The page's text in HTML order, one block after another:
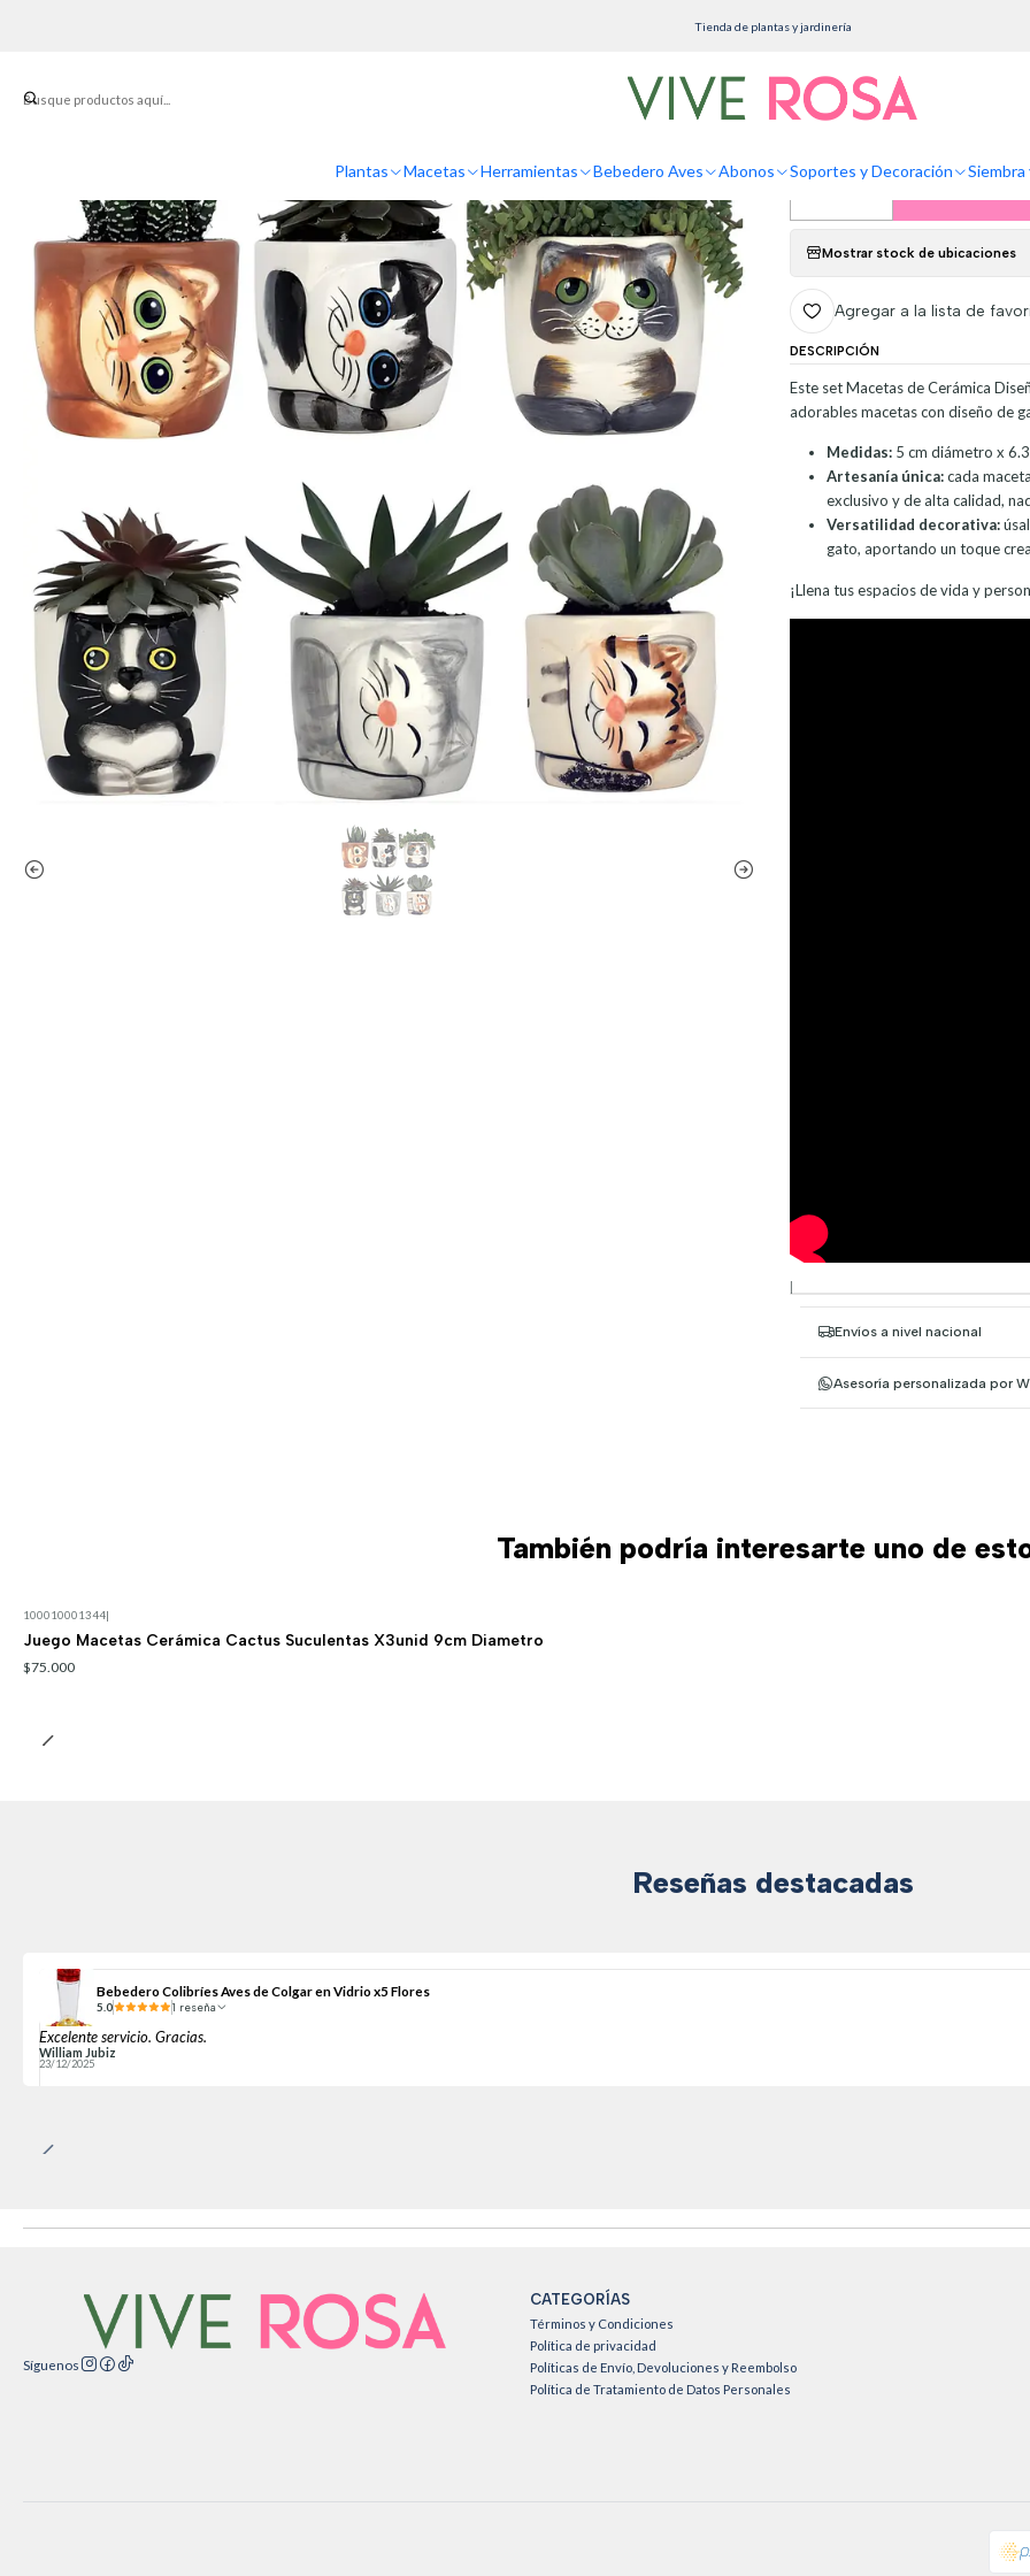
Plantas Macetas Herramientas Bebedero Aves Abonos Soportes y Decoración
Tienda de plantas y jardinería
Macetas Ceramica Diseño Gatos Ideal Para Suculentas y Cactus x
Macetas
Cantidad
Mostrar stock de ubicaciones
Agregar a la lista de
DESCRIPCIÓN
Este set Macetas de Cerámica
adorables macetas con diseño de
Medidas:5 cm diámetro x
Artesanía única:cada
exclusivo y de alta calidad,
Versatilidad decorativa:
gato, aportando un toque
¡Llena tus espacios de vida y
Envíos a nivel nacional
Asesoría personalizada por
También podría interesarte uno de
100010001344|
Juego Macetas Cerámica Cactus Suculentas X3unid 9cm Diametro
$75.000
Reseñas destacadas
Bebedero Colibríes Aves de Colgar en Vidrio x5 Flores
5.0 1 reseña
Excelente servicio. Gracias.
William Jubiz
23/12/2025
Síguenos
CATEGORÍAS
Términos y Condiciones
Política de privacidad
Políticas de Envío, Devoluciones y Reembolso
Política de Tratamiento de Datos Personales